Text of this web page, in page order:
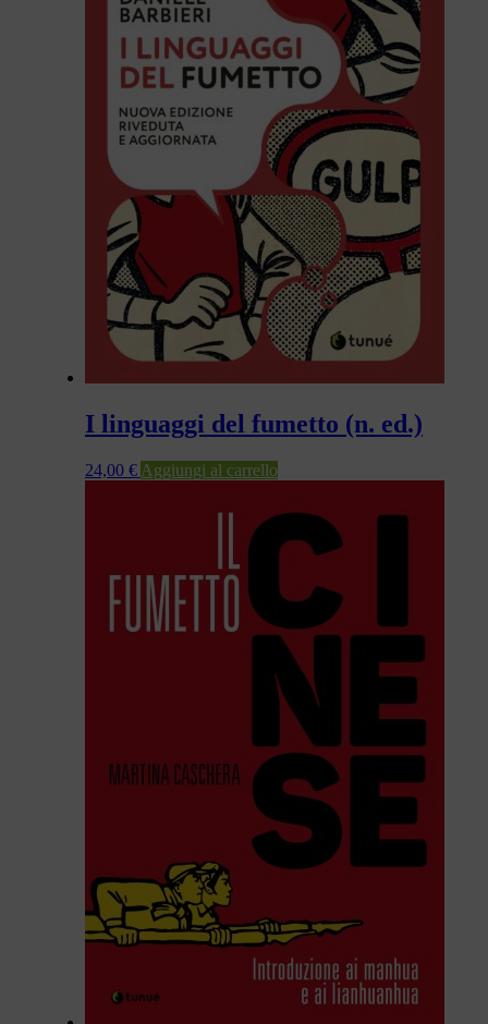
I linguaggi del fumetto (n. ed.)
24,00 € Aggiungi al carrello